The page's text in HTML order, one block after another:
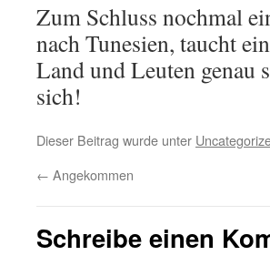
Zum Schluss nochmal
nach Tunesien, taucht
Land und Leuten genau
sich!
Dieser Beitrag wurde unter
← Angekommen
Schreibe einen